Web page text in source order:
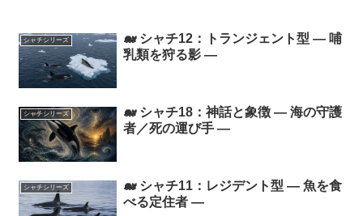
シャチシリーズ
🐋 シャチ12：トランジェント型 ― 哺
乳類を狩る影 ―
シャチシリーズ
🐋 シャチ18：神話と象徴 ― 海の守護
者／死の運び手 ―
シャチシリーズ
🐋 シャチ11：レジデント型 ― 魚を食
べる定住者 ―